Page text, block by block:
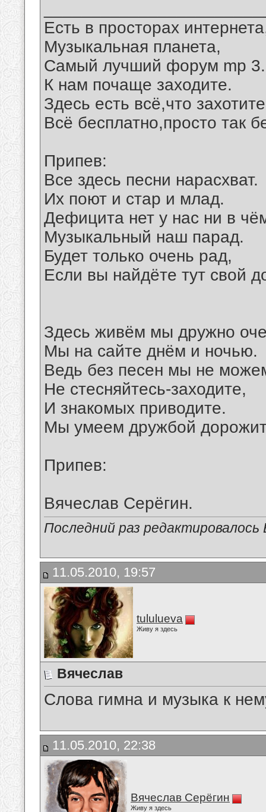
Есть в просторах
Музыкальная планета,
Самый лучший форум mp 3.
К нам почаще заходите.
Здесь есть всё,что
Всё бесплатно,просто так
Припев:
Все здесь песни нарасхват.
Их поют и стар и млад.
Дефицита нет у нас ни в
Музыкальный наш парад.
Будет только очень рад,
Если вы найдёте тут свой
Здесь живём мы дружно
Мы на сайте днём и ночью.
Ведь без песен мы не
Не стесняйтесь-заходите,
И знакомых приводите.
Мы умеем дружбой
Припев:
Вячеслав Серёгин.
Последний раз
11.05.2010, 19:57
tululueva
Живу я здесь
Вячеслав
Слова гимна и музыка к
11.05.2010, 22:38
Вячеслав Серёгин
Живу я здесь